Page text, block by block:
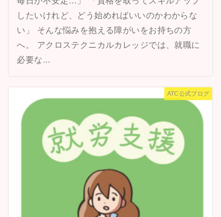
したいけれど、どう始めればいいのかわからな
い」 そんな悩みを抱える障がいをお持ちの方
へ。 アクロステクニカルカレッジでは、就職に
必要な...
ATC公式ブログ